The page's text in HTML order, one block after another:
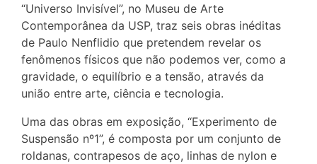
“Universo Invisível”, no Museu de Arte
Contemporânea da USP, traz seis obras inéditas
de Paulo Nenflidio que pretendem revelar os
fenômenos físicos que não podemos ver, como a
gravidade, o equilíbrio e a tensão, através da
união entre arte, ciência e tecnologia.
Uma das obras em exposição, “Experimento de
Suspensão nº1”, é composta por um conjunto de
roldanas, contrapesos de aço, linhas de nylon e